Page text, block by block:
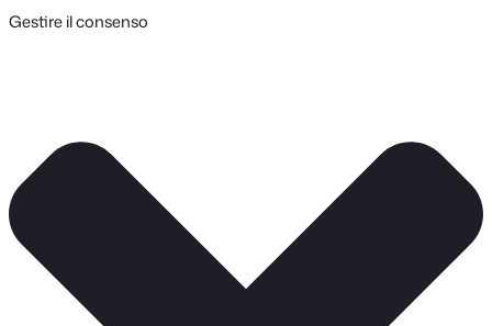
Gestire il consenso